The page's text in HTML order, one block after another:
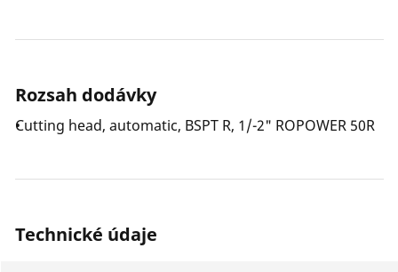
Rozsah dodávky
Cutting head, automatic, BSPT R, 1/-2" ROPOWER 50R
Technické údaje